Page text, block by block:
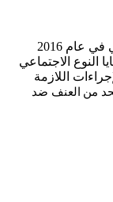
تأسس مركز تدوين لدراسات النوع الاجتماعي في عام 2016
النوع الاجتماعي
اللازمة
من العنف ضد